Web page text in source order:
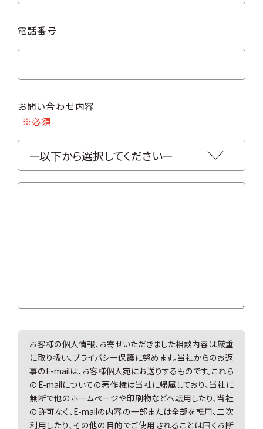
電話番号
お問い合わせ内容
お客様の個人情報、お寄せいただきました相談内容は厳重
に取り扱い、プライバシー保護に努めます。当社からのお返
事のE-mailは、お客様個人宛にお送りするものです。これら
のE-mailについての著作権は当社に帰属しており、当社に
無断で他のホームページや印刷物などへ転用したり、当社
の許可なく、E-mailの内容の一部または全部を転用、二次
利用したり、その他の目的でご使用されることは固くお断